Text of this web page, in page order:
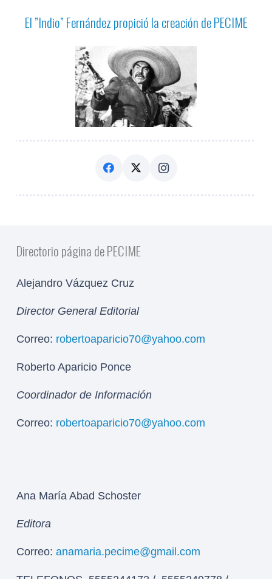
El ”Indio” Fernández propició la creación de PECIME
Directorio página de PECIME
Alejandro Vázquez Cruz
Director General Editorial
Correo: robertoaparicio70@yahoo.com
Roberto Aparicio Ponce
Coordinador de Información
Correo: robertoaparicio70@yahoo.com
Ana María Abad Schoster
Editora
Correo: anamaria.pecime@gmail.com